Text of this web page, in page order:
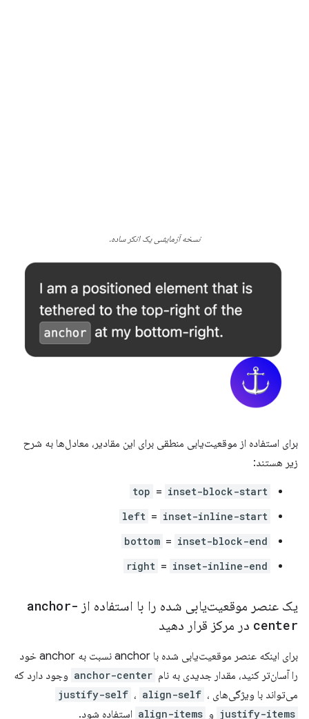
نسخه آزمایشی یک انکر ساده.
برای استفاده از موقعیت‌یابی منطقی برای این مقادیر، معادل‌ها به شرح
زیر هستند:
top = inset-block-start
left = inset-inline-start
bottom = inset-block-end
right = inset-inline-end
یک عنصر موقعیت‌یابی شده را با استفاده از anchor-
center در مرکز قرار دهید
برای اینکه عنصر موقعیت‌یابی شده با anchor نسبت به anchor خود
را آسان‌تر کنید، مقدار جدیدی به نام anchor-center وجود دارد که
می‌تواند با ویژگی‌های
justify-self ، align-self ،
justify-items و align-items استفاده شود.